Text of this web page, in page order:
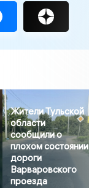
Жители Тульской
области
сообщили о
плохом состоянии
дороги
Варваровского
проезда